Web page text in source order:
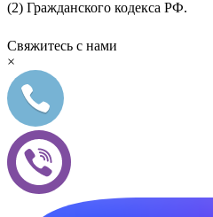
(2) Гражданского кодекса РФ.
Свяжитесь с нами
×